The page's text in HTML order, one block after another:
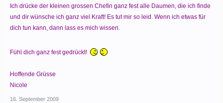
Ich drücke der kleinen grossen Chefin ganz fest alle Daumen, die ich finde
und dir wünsche ich ganz viel Kraft! Es tut mir so leid. Wenn ich etwas für
dich tun kann, dann lass es mich wissen.
Fühl dich ganz fest gedrückt!
Hoffende Grüsse
Nicole
16. September 2009